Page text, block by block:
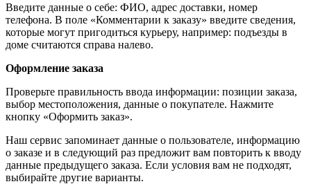
Введите данные о себе: ФИО, адрес доставки, номер
телефона. В поле «Комментарии к заказу» введите сведения,
которые могут пригодиться курьеру, например: подъезды в
доме считаются справа налево.
Оформление заказа
Проверьте правильность ввода информации: позиции заказа,
выбор местоположения, данные о покупателе. Нажмите
кнопку «Оформить заказ».
Наш сервис запоминает данные о пользователе, информацию
о заказе и в следующий раз предложит вам повторить к вводу
данные предыдущего заказа. Если условия вам не подходят,
выбирайте другие варианты.